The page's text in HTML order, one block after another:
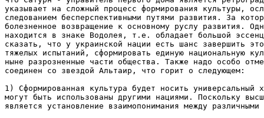
указывает на сложный процесс формирования культуры,
следованием бесперспективными путями развития. За
болезненное возвращение к основному руслу развития.
находится в знаке Водолея, т.е. обладает большой
сказать, что у украинской нации есть шанс завершить
тяжелых испытаний, сформировать единую национальную
ныне разрозненные части общества. Также надо особо
соединен со звездой Альтаир, что горит о следующем:
1) Сформированная культура будет носить универсальный
могут быть использованы другими нациями. Поскольку
является установление взаимопонимания между